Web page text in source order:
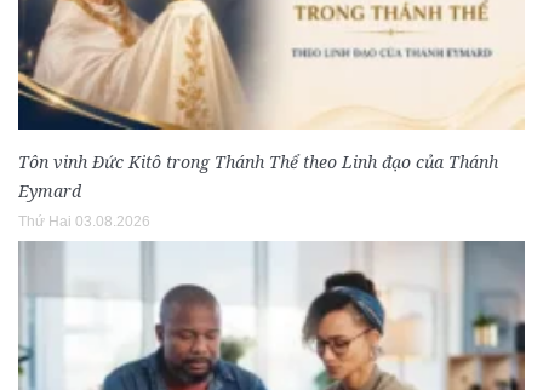
Tôn vinh Đức Kitô trong Thánh Thể theo Linh đạo của Thánh
Eymard
Thứ Hai 03.08.2026